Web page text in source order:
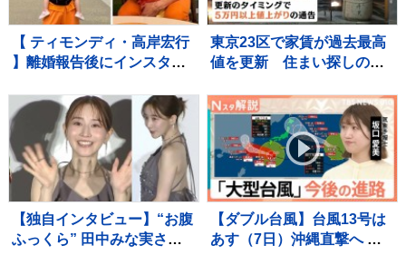
【 ティモンディ・高岸宏行
】離婚報告後にインスタ開
〝鼓舞〟投稿連投中 「ど
んな病院の薬よりも、特効
薬がありそうなお父さんの
ハグ」
東京23区で家賃が過去最高
値を更新 住まい探しの苦
苦渋の決断も…
【独自インタビュー】“お腹
ふっくら” 田中みな実さ
【ダブル台風】台風13号は
あす（7日）沖縄直撃へ 熊